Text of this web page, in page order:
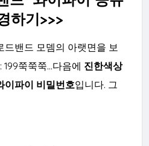
하기>>>
밴드 모뎀의 아랫면을 보
쭉쭉쭉...다음에 진한색상
이파이 비밀번호입니다. 그